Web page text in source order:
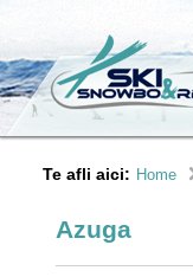
Te afli aici: Home
Azuga